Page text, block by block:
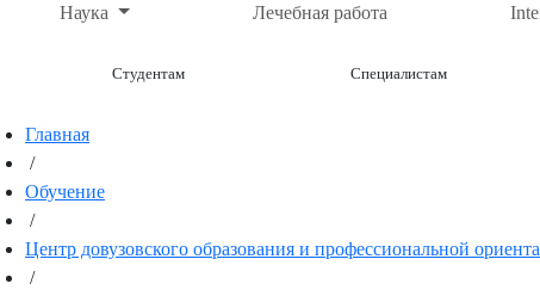
Наука Лечебная работа
Студентам Специалистам
Главная
/
Обучение
/
Центр довузовского образования и профессиональной
/